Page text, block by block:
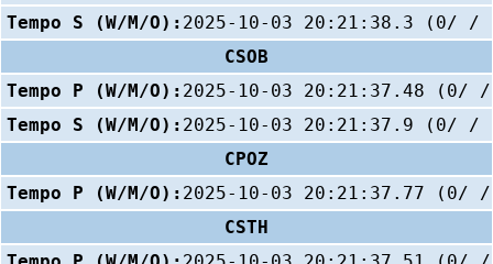
Tempo S (W/M/O): 2025-10-03 20:21:38.3 (0/ /
CSOB
Tempo P (W/M/O): 2025-10-03 20:21:37.48 (0/
Tempo S (W/M/O): 2025-10-03 20:21:37.9 (0/ /
CPOZ
Tempo P (W/M/O): 2025-10-03 20:21:37.77 (0/
CSTH